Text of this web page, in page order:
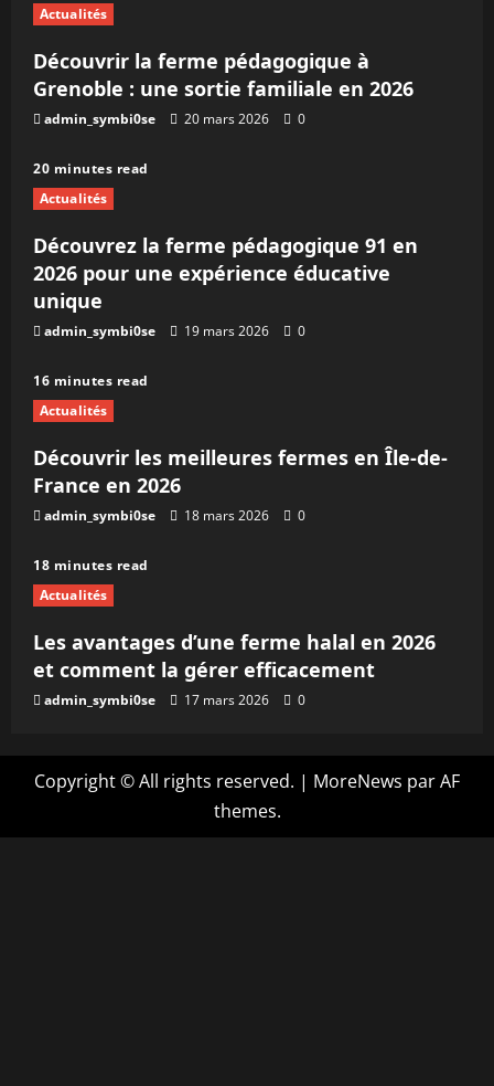
Actualités
Découvrir la ferme pédagogique à
Grenoble : une sortie familiale en 2026
admin_symbi0se 20 mars 2026 0
20 minutes read
Actualités
Découvrez la ferme pédagogique 91 en
2026 pour une expérience éducative
unique
admin_symbi0se 19 mars 2026 0
16 minutes read
Actualités
Découvrir les meilleures fermes en Île-de-
France en 2026
admin_symbi0se 18 mars 2026 0
18 minutes read
Actualités
Les avantages d’une ferme halal en 2026
et comment la gérer efficacement
admin_symbi0se 17 mars 2026 0
Copyright © All rights reserved. | MoreNews par AF
themes.